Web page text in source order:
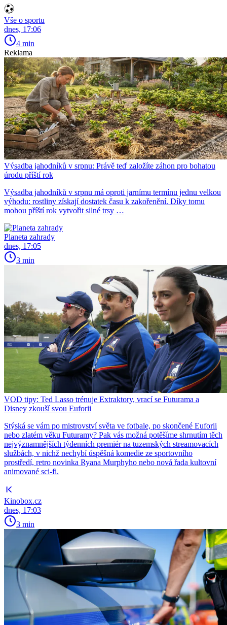
Vše o sportu
dnes, 17:06
4 min
Reklama
Výsadba jahodníků v srpnu: Právě teď založíte záhon pro bohatou
úrodu příští rok
Výsadba jahodníků v srpnu má oproti jarnímu termínu jednu velkou
výhodu: rostliny získají dostatek času k zakořenění. Díky tomu
mohou příští rok vytvořit silné trsy …
Planeta zahrady
dnes, 17:05
3 min
VOD tipy: Ted Lasso trénuje Extraktory, vrací se Futurama a
Disney zkouší svou Euforii
Stýská se vám po mistrovství světa ve fotbale, po skončené Euforii
nebo zlatém věku Futuramy? Pak vás možná potěšíme shrnutím těch
nejvýznamnějších týdenních premiér na tuzemských streamovacích
službách, v nichž nechybí úspěšná komedie ze sportovního
prostředí, retro novinka Ryana Murphyho nebo nová řada kultovní
animované sci-fi.
Kinobox.cz
dnes, 17:03
3 min